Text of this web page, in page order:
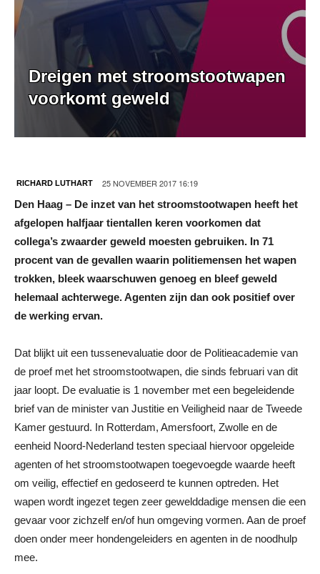
Dreigen met stroomstootwapen
voorkomt geweld
RICHARD LUTHART 25 NOVEMBER 2017 16:19
Den Haag – De inzet van het stroomstootwapen heeft het
afgelopen halfjaar tientallen keren voorkomen dat
collega’s zwaarder geweld moesten gebruiken. In 71
procent van de gevallen waarin politiemensen het wapen
trokken, bleek waarschuwen genoeg en bleef geweld
helemaal achterwege. Agenten zijn dan ook positief over
de werking ervan.
Dat blijkt uit een tussenevaluatie door de Politieacademie van
de proef met het stroomstootwapen, die sinds februari van dit
jaar loopt. De evaluatie is 1 november met een begeleidende
brief van de minister van Justitie en Veiligheid naar de Tweede
Kamer gestuurd. In Rotterdam, Amersfoort, Zwolle en de
eenheid Noord-Nederland testen speciaal hiervoor opgeleide
agenten of het stroomstootwapen toegevoegde waarde heeft
om veilig, effectief en gedoseerd te kunnen optreden. Het
wapen wordt ingezet tegen zeer gewelddadige mensen die een
gevaar voor zichzelf en/of hun omgeving vormen. Aan de proef
doen onder meer hondengeleiders en agenten in de noodhulp
mee.